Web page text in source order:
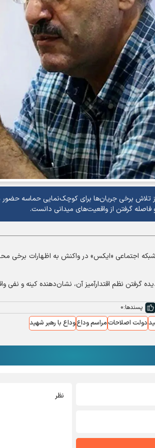
تلاش برخی جریان‌ها برای کوچک‌نمایی حماسه حضور
و فاصله گرفتن از واقعیت‌های میدانی دانست.
شبکه اجتماعی «ایکس» در واکنش به اظهارات برخی
گرفتن نظم اقتدارآمیز آن، نشان‌دهنده کینه و
پسندها:0
دولت اصلاحاتمراسم وداعوداع با رهبر شهید